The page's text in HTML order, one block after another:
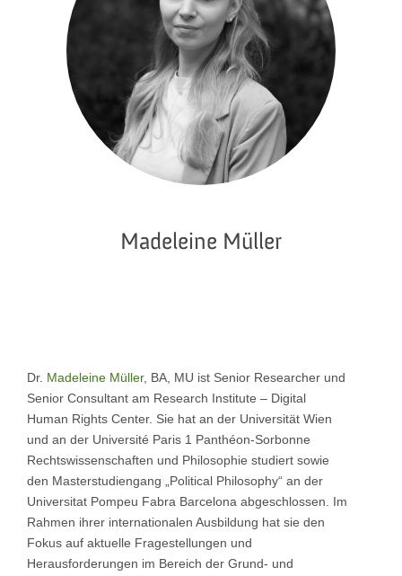
Madeleine Müller
Dr. Madeleine Müller, BA, MU ist Senior Researcher und
Senior Consultant am Research Institute – Digital
Human Rights Center. Sie hat an der Universität Wien
und an der Université Paris 1 Panthéon-Sorbonne
Rechtswissenschaften und Philosophie studiert sowie
den Masterstudiengang „Political Philosophy“ an der
Universitat Pompeu Fabra Barcelona abgeschlossen. Im
Rahmen ihrer internationalen Ausbildung hat sie den
Fokus auf aktuelle Fragestellungen und
Herausforderungen im Bereich der Grund- und